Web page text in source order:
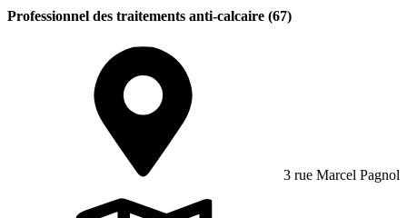
Professionnel des traitements anti-calcaire (67)
3 rue Marcel Pagnol